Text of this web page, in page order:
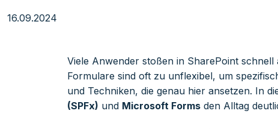
16.09.2024
Viele Anwender stoßen in SharePoint
Formulare sind oft zu unflexibel, um
und Techniken, die genau hier ansetzen. In
(SPFx) und Microsoft Forms den Alltag